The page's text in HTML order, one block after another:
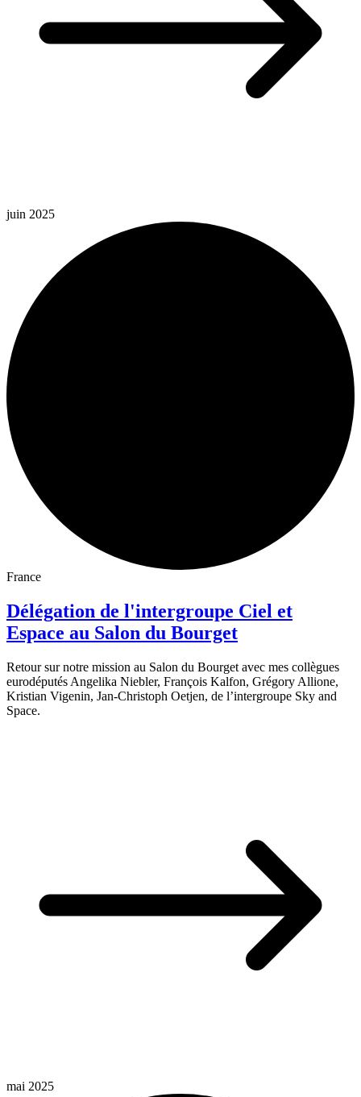
juin 2025
France
Délégation de l'intergroupe Ciel et
Espace au Salon du Bourget
Retour sur notre mission au Salon du Bourget avec mes collègues
eurodéputés Angelika Niebler, François Kalfon, Grégory Allione,
Kristian Vigenin, Jan-Christoph Oetjen, de l’intergroupe Sky and
Space.
mai 2025